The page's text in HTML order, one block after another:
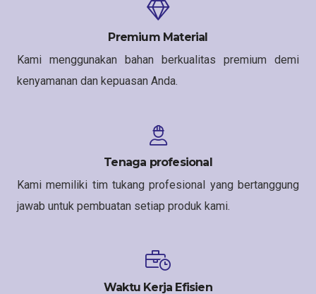
Premium Material
Kami menggunakan bahan berkualitas premium demi
kenyamanan dan kepuasan Anda.
Tenaga profesional
Kami memiliki tim tukang profesional yang bertanggung
jawab untuk pembuatan setiap produk kami.
Waktu Kerja Efisien